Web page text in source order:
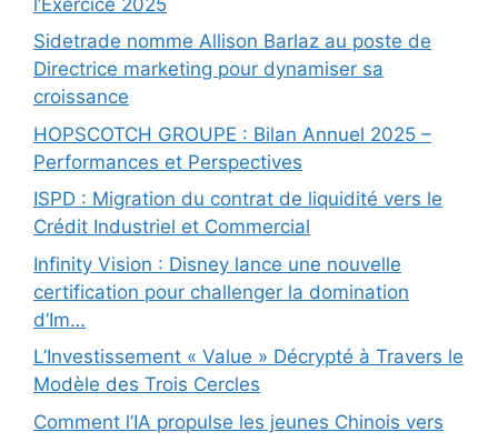
Sidetrade nomme Allison Barlaz au poste de
Directrice marketing pour dynamiser sa
croissance
HOPSCOTCH GROUPE : Bilan Annuel 2025 –
Performances et Perspectives
ISPD : Migration du contrat de liquidité vers le
Crédit Industriel et Commercial
Infinity Vision : Disney lance une nouvelle
certification pour challenger la domination
d’Im…
L’Investissement « Value » Décrypté à Travers le
Modèle des Trois Cercles
Comment l’IA propulse les jeunes Chinois vers